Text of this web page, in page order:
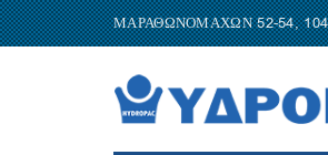
ΜΑΡΑΘΩΝΟΜΑΧΩΝ 52-54,